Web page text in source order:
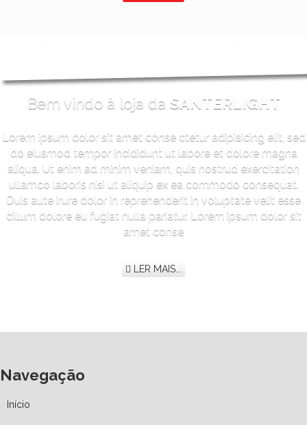
Bem vindo à loja da SANTERLIGHT
Lorem ipsum dolor sit amet conse ctetur adipisicing elit, sed
do eiusmod tempor incididunt ut labore et dolore magna
aliqua. Ut enim ad minim veniam, quis nostrud exercitation
ullamco laboris nisi ut aliquip ex ea commodo consequat.
Duis aute irure dolor in reprehenderit in voluptate velit esse
cillum dolore eu fugiat nulla pariatur. Lorem ipsum dolor sit
amet conse
LER MAIS...
Navegação
Início